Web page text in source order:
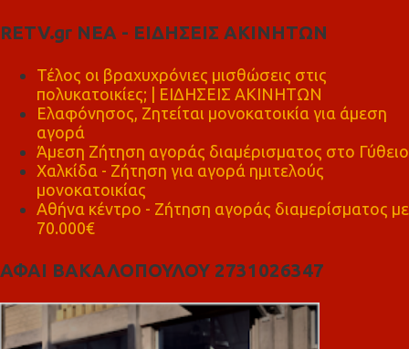
RETV.gr ΝΕΑ - ΕΙΔΗΣΕΙΣ ΑΚΙΝΗΤΩΝ
Τέλος οι βραχυχρόνιες μισθώσεις στις
πολυκατοικίες; | ΕΙΔΗΣΕΙΣ ΑΚΙΝΗΤΩΝ
Ελαφόνησος, Ζητείται μονοκατοικία για άμεση
αγορά
Άμεση Ζήτηση αγοράς διαμέρισματος στο Γύθειο
Χαλκίδα - Ζήτηση για αγορά ημιτελούς
μονοκατοικίας
Αθήνα κέντρο - Ζήτηση αγοράς διαμερίσματος με
70.000€
ΑΦΑΙ ΒΑΚΑΛΟΠΟΥΛΟΥ 2731026347